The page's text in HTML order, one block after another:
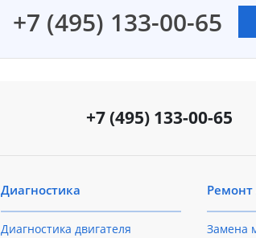
+7 (495) 133-00-65
+7 (495) 133-00-65
Диагностика
Диагностика двигателя Замена